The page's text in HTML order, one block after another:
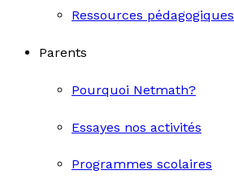
Ressources pédagogiques
Parents
Pourquoi Netmath?
Essayes nos activités
Programmes scolaires